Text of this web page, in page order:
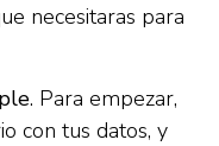
necesitaras para
. Para empezar,
con tus datos, y